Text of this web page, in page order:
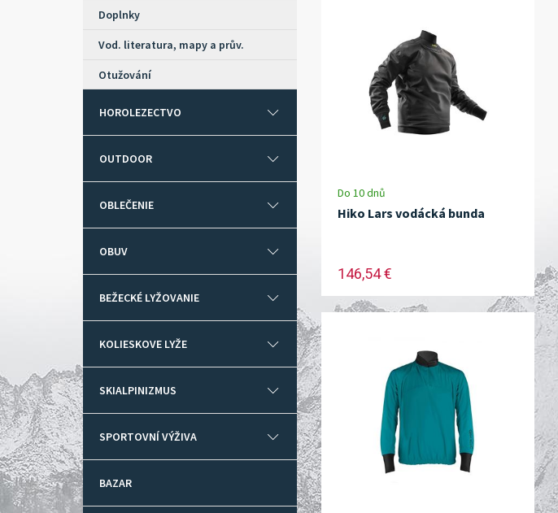
Doplnky
Vod. literatura, mapy a prův.
Otužování
HOROLEZECTVO
OUTDOOR
OBLEČENIE
OBUV
BEŽECKÉ LYŽOVANIE
KOLIESKOVE LYŽE
SKIALPINIZMUS
SPORTOVNÍ VÝŽIVA
BAZAR
Do 10 dnů
Hiko Lars vodácká bunda
146,54 €